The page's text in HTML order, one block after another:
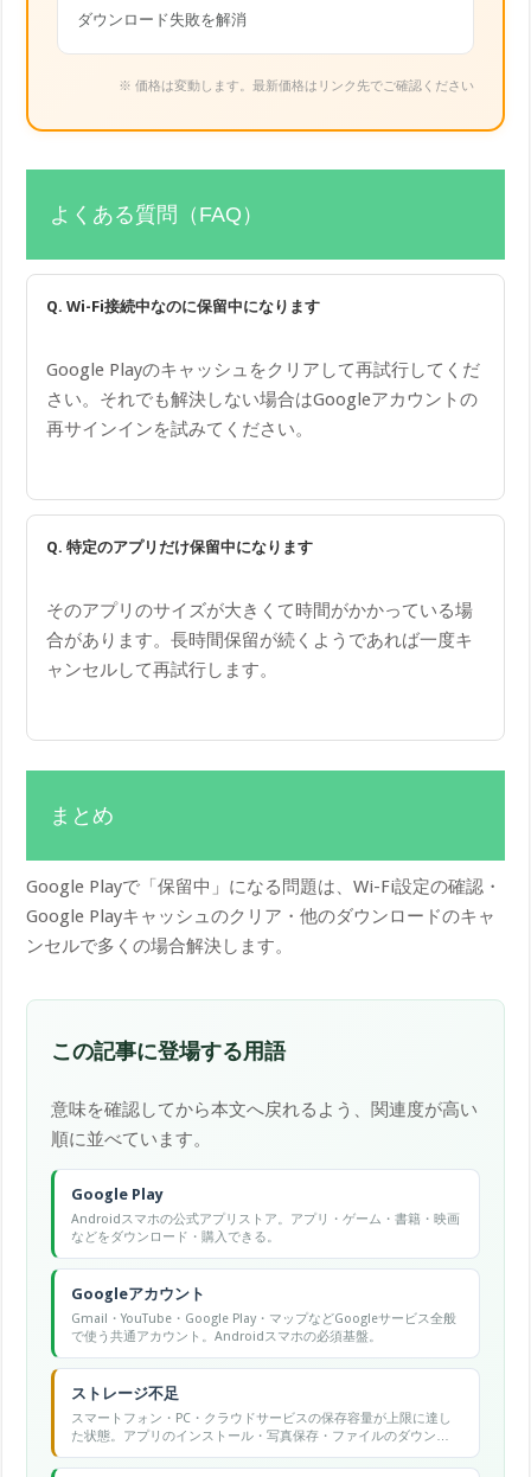
ダウンロード失敗を解消
※ 価格は変動します。最新価格はリンク先でご確認ください
よくある質問（FAQ）
Q. Wi-Fi接続中なのに保留中になります
Google Playのキャッシュをクリアして再試行してくだ
さい。それでも解決しない場合はGoogleアカウントの
再サインインを試みてください。
Q. 特定のアプリだけ保留中になります
そのアプリのサイズが大きくて時間がかかっている場
合があります。長時間保留が続くようであれば一度キ
ャンセルして再試行します。
まとめ
Google Playで「保留中」になる問題は、Wi-Fi設定の確認・
Google Playキャッシュのクリア・他のダウンロードのキャ
ンセルで多くの場合解決します。
この記事に登場する用語
意味を確認してから本文へ戻れるよう、関連度が高い
順に並べています。
Google Play
Androidスマホの公式アプリストア。アプリ・ゲーム・書籍・映画
などをダウンロード・購入できる。
Googleアカウント
Gmail・YouTube・Google Play・マップなどGoogleサービス全般
で使う共通アカウント。Androidスマホの必須基盤。
ストレージ不足
スマートフォン・PC・クラウドサービスの保存容量が上限に達し
た状態。アプリのインストール・写真保存・ファイルのダウンロ
ードができなくなる原因の一つ。